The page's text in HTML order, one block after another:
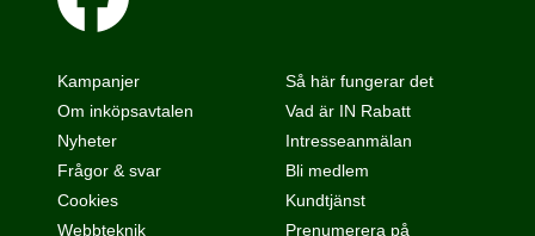
Kampanjer
Om inköpsavtalen
Nyheter
Frågor & svar
Så här fungerar det
Vad är IN Rabatt
Intresseanmälan
Bli medlem
Cookies
Webbteknik
Kundtjänst
Prenumerera på